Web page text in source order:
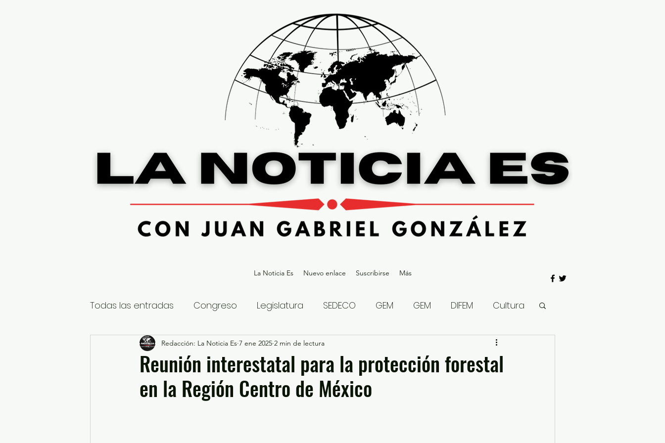
La Noticia Es Nuevo enlace Suscribirse Más
Todas las entradas Congreso Legislatura SEDECO GEM GEM DIFEM Cultura
Nacional Estatal Gubernatura Edoméx 2023
Educación y Cultura Seguridad y Justicia Denuncia Ciudadana
Reunión interestatal para la protección forestal
en la Región Centro de México
Redacción: La Noticia Es 7 ene 2025 2 min de lectura